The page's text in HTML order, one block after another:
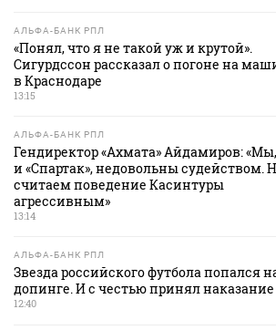
АЛЬФА-БАНК РПЛ
«Понял, что я не такой уж и крутой».
Сигурдссон рассказал о погоне на
в Краснодаре
13:15
АЛЬФА-БАНК РПЛ
Гендиректор «Ахмата» Айдамиров:
и «Спартак», недовольны судейством.
считаем поведение Касинтуры
агрессивным»
13:14
АЛЬФА-БАНК РПЛ
Звезда российского футбола попался
допинге. И с честью принял наказание
12:40